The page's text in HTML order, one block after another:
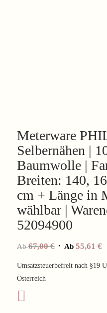
Meterware
Selbernähen |
Baumwolle |
Breiten: 140,
cm + Länge in
wählbar |
52094900
Ab67,00€ Ab 55,61 €
Umsatzsteuerbefreit nach §19
Österreich